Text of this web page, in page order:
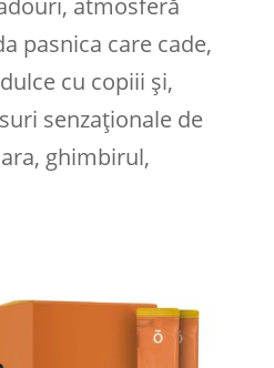
pasnica care cade,
cu copiii și,
senzaționale de
ghimbirul,